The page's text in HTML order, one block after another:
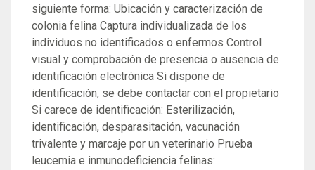
siguiente forma: Ubicación y caracterización de
colonia felina Captura individualizada de los
individuos no identificados o enfermos Control
visual y comprobación de presencia o ausencia de
identificación electrónica Si dispone de
identificación, se debe contactar con el propietario
Si carece de identificación: Esterilización,
identificación, desparasitación, vacunación
trivalente y marcaje por un veterinario Prueba
leucemia e inmunodeficiencia felinas: